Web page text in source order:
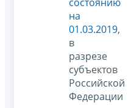
на
01.03.2019,
в
разрезе
субъектов
Российской
Федерации